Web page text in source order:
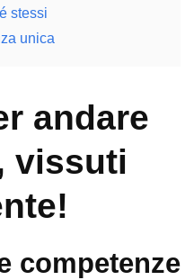
stessi
unica
andare
vissuti
competenze